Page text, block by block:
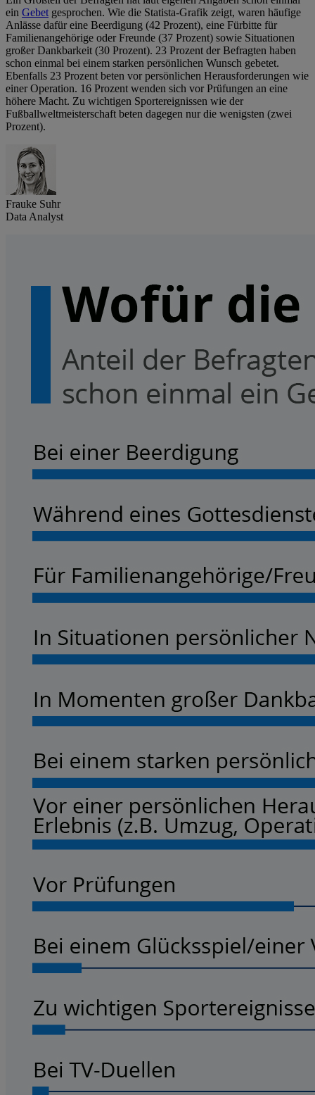
ein Gebetgesprochen. Wie die Statista-Grafik zeigt, waren häufige
Anlässe dafür eine Beerdigung (42 Prozent), eine Fürbitte für
Familienangehörige oder Freunde (37 Prozent) sowie Situationen
großer Dankbarkeit (30 Prozent). 23 Prozent der Befragten haben
schon einmal bei einem starken persönlichen Wunsch gebetet.
Ebenfalls 23 Prozent beten vor persönlichen Herausforderungen wie
einer Operation. 16 Prozent wenden sich vor Prüfungen an eine
höhere Macht. Zu wichtigen Sportereignissen wie der
Fußballweltmeisterschaft beten dagegen nur die wenigsten (zwei
Prozent).
Frauke Suhr
Data Analyst